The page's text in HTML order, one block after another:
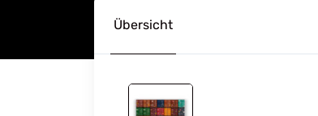
Übersicht